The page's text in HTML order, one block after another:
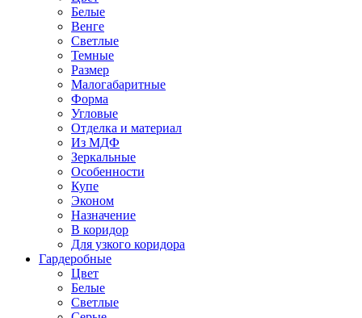
Белые
Венге
Светлые
Темные
Размер
Малогабаритные
Форма
Угловые
Отделка и материал
Из МДФ
Зеркальные
Особенности
Купе
Эконом
Назначение
В коридор
Для узкого коридора
Гардеробные
Цвет
Белые
Светлые